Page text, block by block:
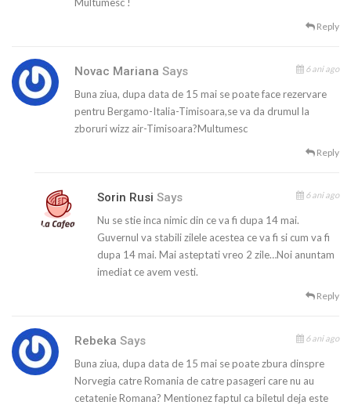
Reply
Novac Mariana Says 6 ani ago
Buna ziua, dupa data de 15 mai se poate face rezervare
pentru Bergamo-Italia-Timisoara,se va da drumul la
zboruri wizz air-Timisoara?Multumesc
Reply
Sorin Rusi Says 6 ani ago
Nu se stie inca nimic din ce va fi dupa 14 mai.
Guvernul va stabili zilele acestea ce va fi si cum va fi
dupa 14 mai. Mai asteptati vreo 2 zile…Noi anuntam
imediat ce avem vesti.
Reply
Rebeka Says 6 ani ago
Buna ziua, dupa data de 15 mai se poate zbura dinspre
Norvegia catre Romania de catre pasageri care nu au
cetatenie Romana? Mentionez faptul ca biletul deja este